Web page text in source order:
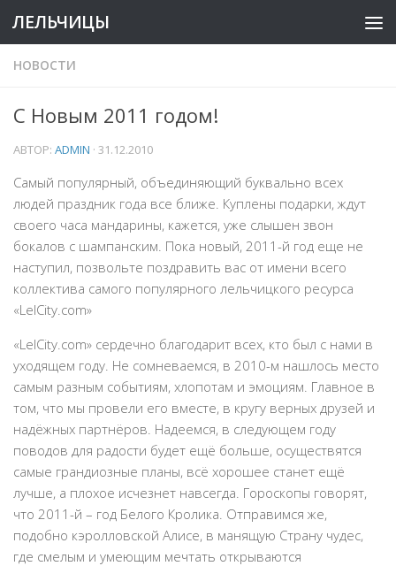
ЛЕЛЬЧИЦЫ
НОВОСТИ
С Новым 2011 годом!
АВТОР: ADMIN · 31.12.2010
Самый популярный, объединяющий буквально всех
людей праздник года все ближе. Куплены подарки, ждут
своего часа мандарины, кажется, уже слышен звон
бокалов с шампанским. Пока новый, 2011-й год еще не
наступил, позвольте поздравить вас от имени всего
коллектива самого популярного лельчицкого ресурса
«LelCity.com»
«LelCity.com» сердечно благодарит всех, кто был с нами в
уходящем году. Не сомневаемся, в 2010-м нашлось место
самым разным событиям, хлопотам и эмоциям. Главное в
том, что мы провели его вместе, в кругу верных друзей и
надёжных партнёров. Надеемся, в следующем году
поводов для радости будет ещё больше, осуществятся
самые грандиозные планы, всё хорошее станет ещё
лучше, а плохое исчезнет навсегда. Гороскопы говорят,
что 2011-й – год Белого Кролика. Отправимся же,
подобно кэролловской Алисе, в манящую Страну чудес,
где смелым и умеющим мечтать открываются